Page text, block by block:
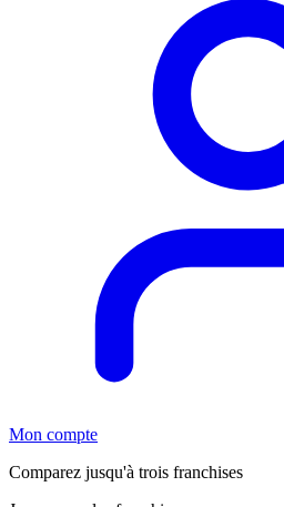
Mon compte
Comparez jusqu'à trois franchises